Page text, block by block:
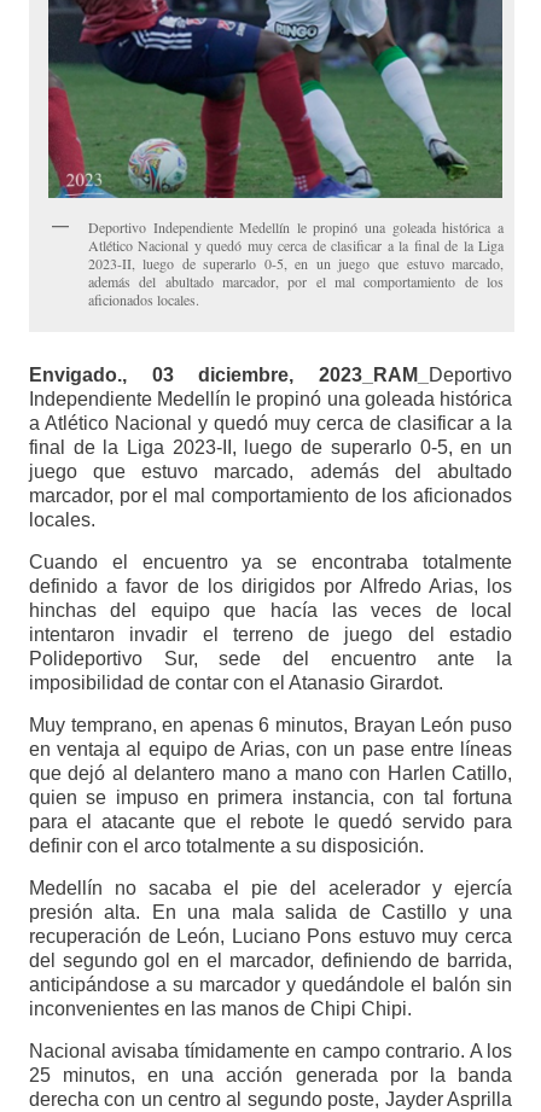
Deportivo Independiente Medellín le propinó una goleada histórica a
Atlético Nacional y quedó muy cerca de clasificar a la final de la Liga
2023-II, luego de superarlo 0-5, en un juego que estuvo marcado,
además del abultado marcador, por el mal comportamiento de los
aficionados locales.
Envigado., 03 diciembre, 2023_RAM_
Deportivo
Independiente Medellín le propinó una goleada histórica
a Atlético Nacional y quedó muy cerca de clasificar a la
final de la Liga 2023-II, luego de superarlo 0-5, en un
juego que estuvo marcado, además del abultado
marcador, por el mal comportamiento de los aficionados
locales.
Cuando el encuentro ya se encontraba totalmente
definido a favor de los dirigidos por Alfredo Arias, los
hinchas del equipo que hacía las veces de local
intentaron invadir el terreno de juego del estadio
Polideportivo Sur, sede del encuentro ante la
imposibilidad de contar con el Atanasio Girardot.
Muy temprano, en apenas 6 minutos, Brayan León puso
en ventaja al equipo de Arias, con un pase entre líneas
que dejó al delantero mano a mano con Harlen Catillo,
quien se impuso en primera instancia, con tal fortuna
para el atacante que el rebote le quedó servido para
definir con el arco totalmente a su disposición.
Medellín no sacaba el pie del acelerador y ejercía
presión alta. En una mala salida de Castillo y una
recuperación de León, Luciano Pons estuvo muy cerca
del segundo gol en el marcador, definiendo de barrida,
anticipándose a su marcador y quedándole el balón sin
inconvenientes en las manos de Chipi Chipi.
Nacional avisaba tímidamente en campo contrario. A los
25 minutos, en una acción generada por la banda
derecha con un centro al segundo poste, Jayder Asprilla